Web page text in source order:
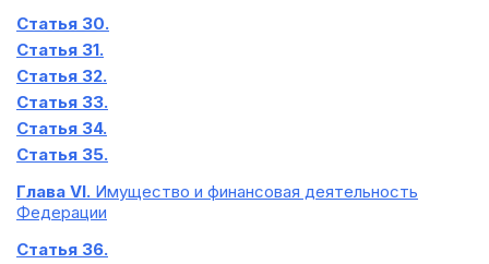
Статья 30.
Статья 31.
Статья 32.
Статья 33.
Статья 34.
Статья 35.
Глава VI. Имущество и финансовая деятельность
Федерации
Статья 36.